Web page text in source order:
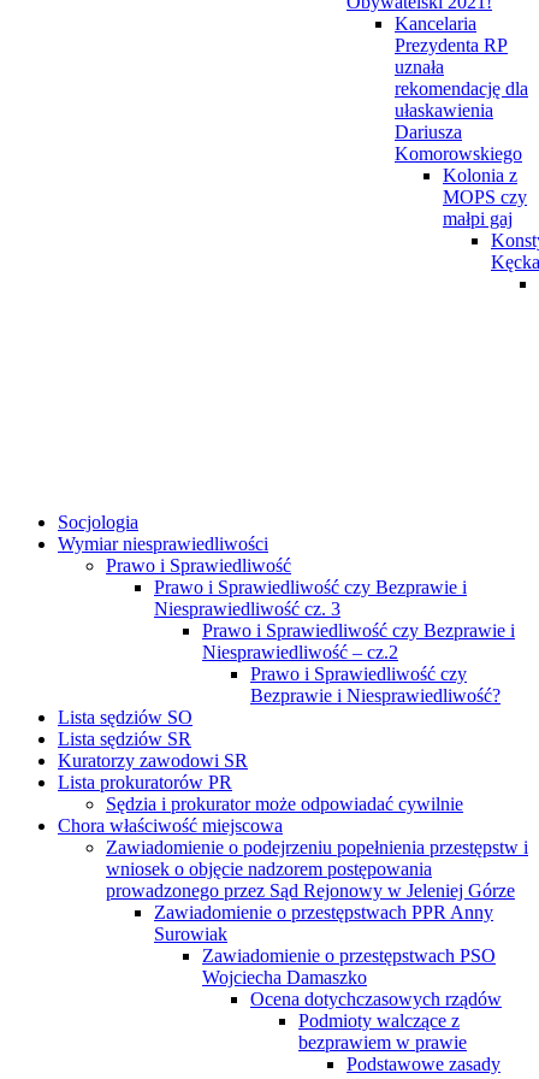
Kancelaria
Prezydenta RP
uznała
rekomendację dla
ułaskawienia
Dariusza
Komorowskiego
Kolonia z
MOPS czy
małpi gaj
Kęcka
Socjologia
Wymiar niesprawiedliwości
Prawo i Sprawiedliwość
Prawo i Sprawiedliwość czy Bezprawie i
Niesprawiedliwość cz. 3
Prawo i Sprawiedliwość czy Bezprawie i
Niesprawiedliwość – cz.2
Prawo i Sprawiedliwość czy
Bezprawie i Niesprawiedliwość?
Lista sędziów SO
Lista sędziów SR
Kuratorzy zawodowi SR
Lista prokuratorów PR
Sędzia i prokurator może odpowiadać cywilnie
Chora właściwość miejscowa
Zawiadomienie o podejrzeniu popełnienia przestępstw i
wniosek o objęcie nadzorem postępowania
prowadzonego przez Sąd Rejonowy w Jeleniej Górze
Zawiadomienie o przestępstwach PPR Anny
Surowiak
Zawiadomienie o przestępstwach PSO
Wojciecha Damaszko
Ocena dotychczasowych rządów
Podmioty walczące z
bezprawiem w prawie
Podstawowe zasady